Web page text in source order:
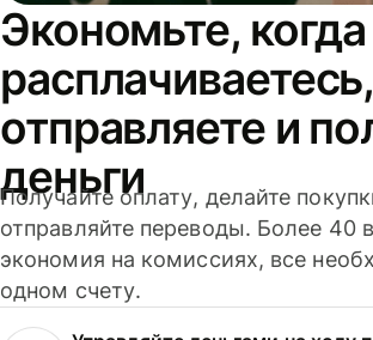
Экономьте, когда
расплачиваетесь,
отправляете и
деньги
Получайте оплату, делайте
отправляйте переводы. Более 40
экономия на комиссиях, все
одном счету.